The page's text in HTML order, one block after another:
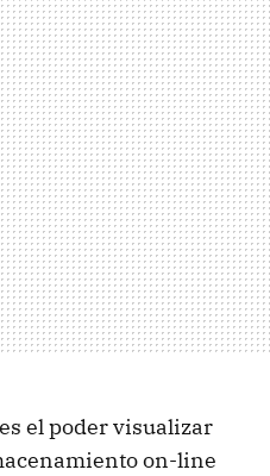
el poder visualizar
on-line